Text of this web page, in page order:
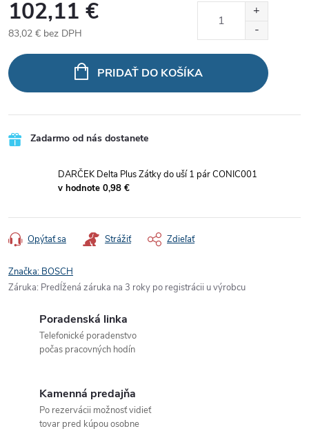
102,11 €
83,02 € bez DPH
cena:
PRIDAŤ DO KOŠÍKA
Zadarmo od nás dostanete
DARČEK Delta Plus Zátky do uší 1 pár CONIC001
v hodnote 0,98 €
Opýtať sa Strážiť Zdieľať
Značka: BOSCH
Záruka: Predĺžená záruka na 3 roky po registrácii u výrobcu
Poradenská linka
Telefonické poradenstvo
počas pracovných hodín
Kamenná predajňa
Po rezervácii možnosť vidieť
tovar pred kúpou osobne